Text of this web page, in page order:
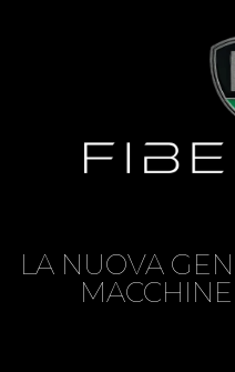
LA NUOVA